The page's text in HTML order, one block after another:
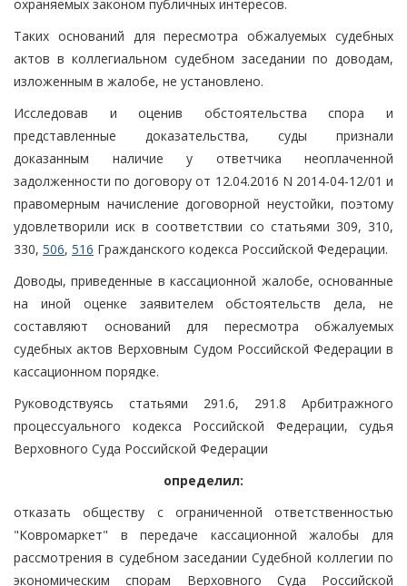
охраняемых законом публичных интересов.
Таких оснований для пересмотра обжалуемых судебных
актов в коллегиальном судебном заседании по доводам,
изложенным в жалобе, не установлено.
Исследовав и оценив обстоятельства спора и
представленные доказательства, суды признали
доказанным наличие у ответчика неоплаченной
задолженности по договору от 12.04.2016 N 2014-04-12/01 и
правомерным начисление договорной неустойки, поэтому
удовлетворили иск в соответствии со статьями 309, 310,
330, 506, 516 Гражданского кодекса Российской Федерации.
Доводы, приведенные в кассационной жалобе, основанные
на иной оценке заявителем обстоятельств дела, не
составляют оснований для пересмотра обжалуемых
судебных актов Верховным Судом Российской Федерации в
кассационном порядке.
Руководствуясь статьями 291.6, 291.8 Арбитражного
процессуального кодекса Российской Федерации, судья
Верховного Суда Российской Федерации
определил:
отказать обществу с ограниченной ответственностью
"Ковромаркет" в передаче кассационной жалобы для
рассмотрения в судебном заседании Судебной коллегии по
экономическим спорам Верховного Суда Российской